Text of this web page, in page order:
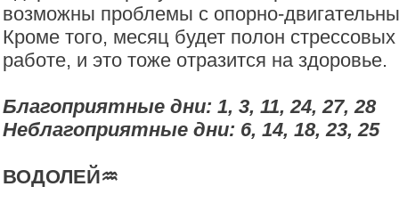
возможны проблемы с опорно-
Кроме того, месяц будет полон
работе, и это тоже отразится на здоровье.
Благоприятные дни: 1, 3, 11, 24, 27, 28
Неблагоприятные дни: 6, 14, 18, 23, 25
ВОДОЛЕЙ♒️